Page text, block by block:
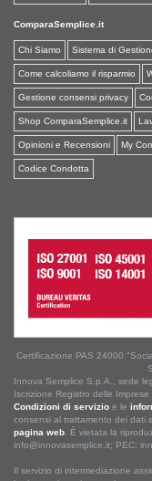
ComparaSemplice.it
Chi Siamo Sistema di
Come calcoliamo il risparmio
Gestione consensi privacy
Shop ComparaSemplice.it
Opinioni e Recensioni My
Codice Condotta
Certificazione PAS 24000
Innova Semplice S.p.A., sede
Iscrizione Registro delle
Condizioni di servizio e le
consensi al trattamento dei dati
pagina web. È vietata la
info@innovasemplice.it; PEC:
Il servizio di intermediazione